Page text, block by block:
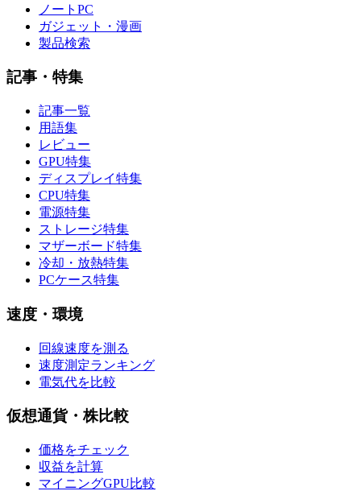
ノートPC
ガジェット・漫画
製品検索
記事・特集
記事一覧
用語集
レビュー
GPU特集
ディスプレイ特集
CPU特集
電源特集
ストレージ特集
マザーボード特集
冷却・放熱特集
PCケース特集
速度・環境
回線速度を測る
速度測定ランキング
電気代を比較
仮想通貨・株比較
価格をチェック
収益を計算
マイニングGPU比較